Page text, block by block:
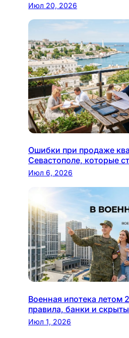
Июл 20, 2026
Ошибки при продаже
Севастополе, которые
Июл 6, 2026
Военная ипотека летом
правила, банки и
Июл 1, 2026